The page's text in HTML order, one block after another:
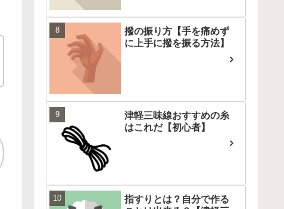
撥の振り方【手を痛めず
に上手に撥を振る方法】
津軽三味線おすすめの糸
はこれだ【初心者】
指すりとは？自分で作る